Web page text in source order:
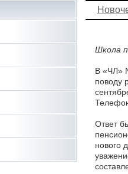
Школа
В «ЧЛ»
поводу
Ответ
нового